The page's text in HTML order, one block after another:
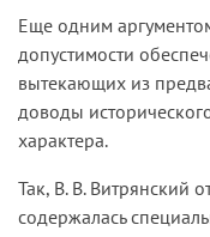
Еще одним
допустимости
вытекающих из
доводы
характера.
Так, В. В. Витрянский
содержалась